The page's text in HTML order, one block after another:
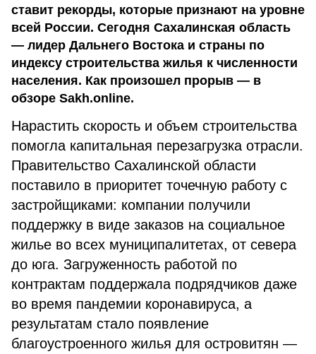
ставит рекорды, которые признают на уровне
всей России. Сегодня Сахалинская область
— лидер Дальнего Востока и страны по
индексу строительства жилья к численности
населения. Как произошел прорыв — в
обзоре Sakh.online.
Нарастить скорость и объем строительства
помогла капитальная перезагрузка отрасли.
Правительство Сахалинской области
поставило в приоритет точечную работу с
застройщиками: компании получили
поддержку в виде заказов на социальное
жилье во всех муниципалитетах, от севера
до юга. Загруженность работой по
контрактам поддержала подрядчиков даже
во время пандемии коронавируса, а
результатам стало появление
благоустроенного жилья для островитян —